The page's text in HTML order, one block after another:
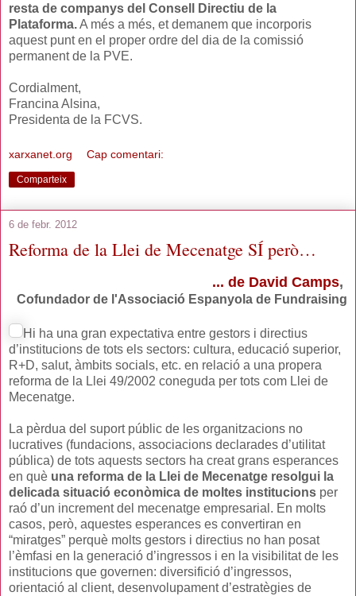
resta de companys del Consell Directiu de la
Plataforma.A més a més, et demanem que incorporis
aquest punt en el proper ordre del dia de la comissió
permanent de la PVE.
Cordialment,
Francina Alsina,
Presidenta de la FCVS.
xarxanet.org Cap comentari:
Comparteix
6 de febr. 2012
Reforma de la Llei de Mecenatge SÍ però…
... de David Camps,
Cofundador de l'Associació Espanyola de Fundraising
Hi ha una gran expectativa entre gestors i directius
d’institucions de tots els sectors: cultura, educació superior,
R+D, salut, àmbits socials, etc. en relació a una propera
reforma de la Llei 49/2002 coneguda per tots com Llei de
Mecenatge.
La pèrdua del suport públic de les organitzacions no
lucratives (fundacions, associacions declarades d’utilitat
pública) de tots aquests sectors ha creat grans esperances
en què una reforma de la Llei de Mecenatge resolgui la
delicada situació econòmica de moltes institucions per
raó d’un increment del mecenatge empresarial. En molts
casos, però, aquestes esperances es convertiran en
“miratges” perquè molts gestors i directius no han posat
l’èmfasi en la generació d’ingressos i en la visibilitat de les
institucions que governen: diversifició d’ingressos,
orientació al client, desenvolupament d’estratègies de